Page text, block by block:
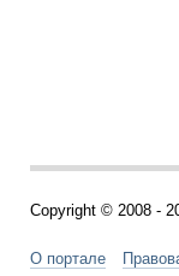
Copyright © 2008 -
О портале